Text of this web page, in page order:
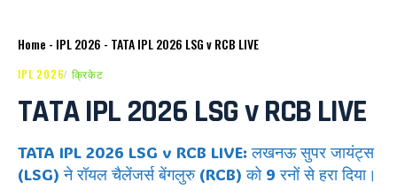
Home - IPL 2026 - TATA IPL 2026 LSG v RCB LIVE
IPL 2026 क्रिकेट
TATA IPL 2026 LSG v RCB LIVE
TATA IPL 2026 LSG v RCB LIVE: लखनऊ सुपर जायंट्स
(LSG) ने रॉयल चैलेंजर्स बेंगलुरु (RCB) को 9 रनों से हरा दिया।